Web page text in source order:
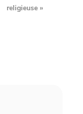
religieuse »